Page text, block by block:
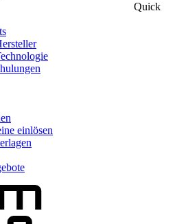
Quick
einlösen